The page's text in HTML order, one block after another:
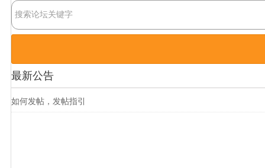
最新公告
如何发帖，发帖指引